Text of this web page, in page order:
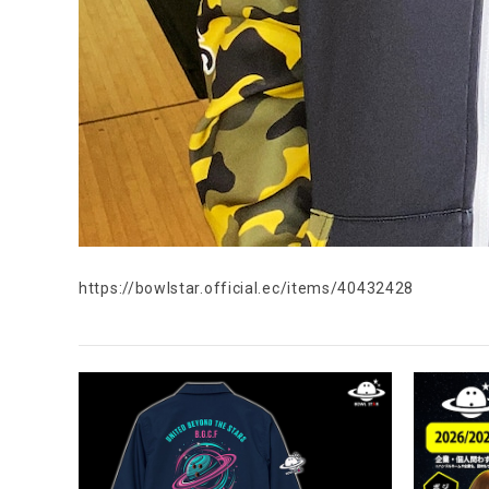
https://bowlstar.official.ec/items/40432428